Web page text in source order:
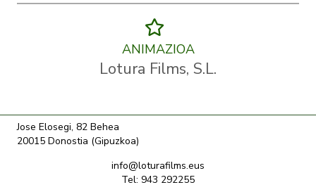
ANIMAZIOA
Lotura Films, S.L.
Jose Elosegi, 82 Behea
20015 Donostia (Gipuzkoa)
info@loturafilms.eus
Tel: 943 292255